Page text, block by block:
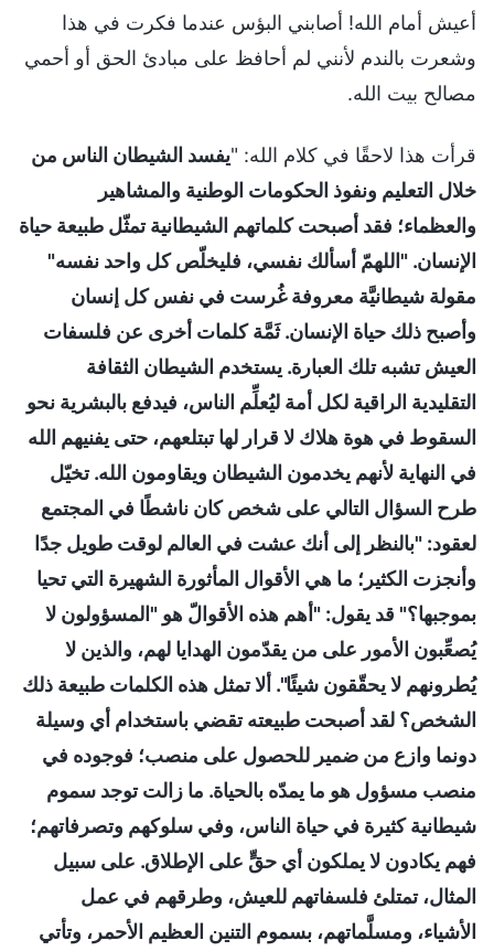
أعيش أمام الله! أصابني البؤس عندما فكرت في هذا
وشعرت بالندم لأنني لم أحافظ على مبادئ الحق أو أحمي
مصالح بيت الله.
قرأت هذا لاحقًا في كلام الله: "يفسد الشيطان الناس من
خلال التعليم ونفوذ الحكومات الوطنية والمشاهير
والعظماء؛ فقد أصبحت كلماتهم الشيطانية تمثّل طبيعة حياة
الإنسان. "اللهمّ أسألك نفسي، فليخلّص كل واحد نفسه"
مقولة شيطانيَّة معروفة غُرست في نفس كل إنسان
وأصبح ذلك حياة الإنسان. ثَمَّة كلمات أخرى عن فلسفات
العيش تشبه تلك العبارة. يستخدم الشيطان الثقافة
التقليدية الراقية لكل أمة ليُعلِّم الناس، فيدفع بالبشرية نحو
السقوط في هوة هلاك لا قرار لها تبتلعهم، حتى يفنيهم الله
في النهاية لأنهم يخدمون الشيطان ويقاومون الله. تخيّل
طرح السؤال التالي على شخص كان ناشطًا في المجتمع
لعقود: "بالنظر إلى أنك عشت في العالم لوقت طويل جدًا
وأنجزت الكثير؛ ما هي الأقوال المأثورة الشهيرة التي تحيا
بموجبها؟" قد يقول: "أهم هذه الأقوالّ هو "المسؤولون لا
يُصعِّبون الأمور على من يقدّمون الهدايا لهم، والذين لا
يُطرونهم لا يحقّقون شيئًا". ألا تمثل هذه الكلمات طبيعة ذلك
الشخص؟ لقد أصبحت طبيعته تقضي باستخدام أي وسيلة
دونما وازع من ضمير للحصول على منصب؛ فوجوده في
منصب مسؤول هو ما يمدّه بالحياة. ما زالت توجد سموم
شيطانية كثيرة في حياة الناس، وفي سلوكهم وتصرفاتهم؛
فهم يكادون لا يملكون أي حقٍّ على الإطلاق. على سبيل
المثال، تمتلئ فلسفاتهم للعيش، وطرقهم في عمل
الأشياء، ومسلَّماتهم، بسموم التنين العظيم الأحمر، وتأتي